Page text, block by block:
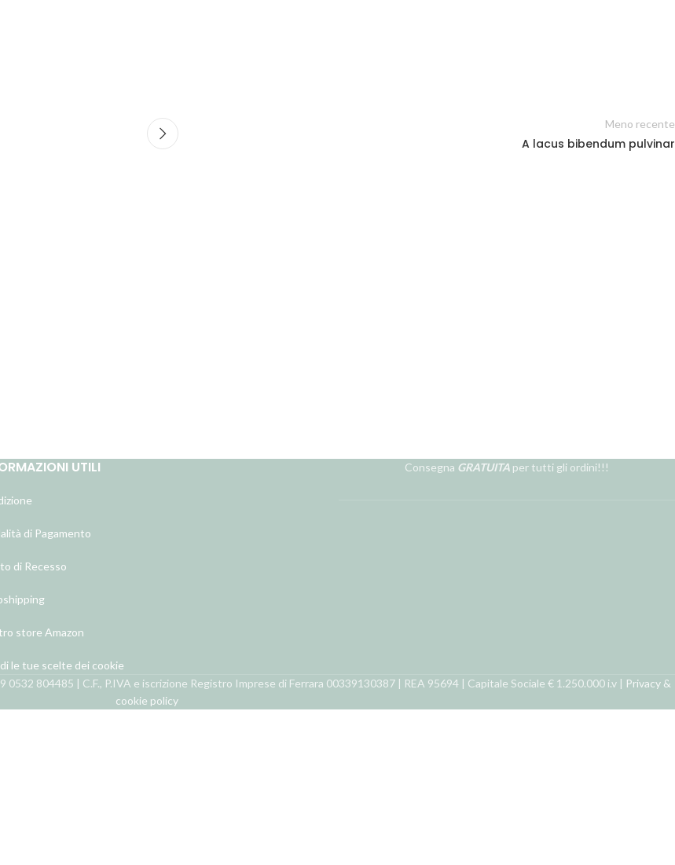
Meno recente
A lacus bibendum pulvinar
UTILI
di Pagamento
di Recesso
store Amazon
le tue scelte dei cookie
Consegna GRATUITA per tutti gli ordini!!!
804485 | C.F., P.IVA e iscrizione Registro Imprese di Ferrara 00339130387 | REA 95694 | Capitale Sociale € 1.250.000 i.v | Privacy &
cookie policy